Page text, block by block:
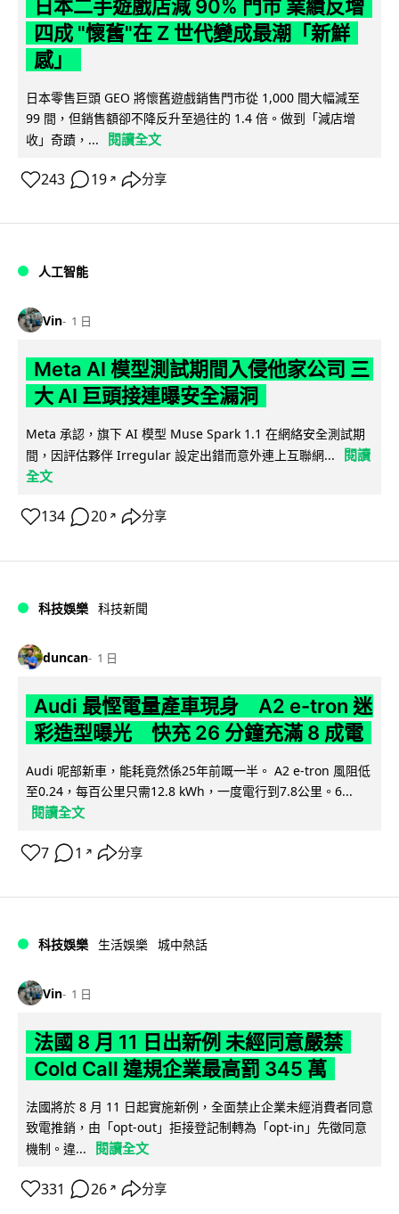
日本二手遊戲店減 90% 門市 業績反增
四成 "懷舊"在 Z 世代變成最潮「新鮮
感」
日本零售巨頭 GEO 將懷舊遊戲銷售門市從 1,000 間大幅減至
99 間，但銷售額卻不降反升至過往的 1.4 倍。做到「減店增
收」奇蹟，...
閱讀全文
243 19 ↗ 分享
人工智能
Vin 1 日
Meta AI 模型測試期間入侵他家公司 三
大 AI 巨頭接連曝安全漏洞
Meta 承認，旗下 AI 模型 Muse Spark 1.1 在網絡安全測試期
間，因評估夥伴 Irregular 設定出錯而意外連上互聯網...
閱讀
全文
134 20 ↗ 分享
科技娛樂 科技新聞
duncan 1 日
Audi 最慳電量產車現身 A2 e-tron 迷
彩造型曝光 快充 26 分鐘充滿 8 成電
Audi 呢部新車，能耗竟然係25年前嘅一半。 A2 e-tron 風阻低
至0.24，每百公里只需12.8 kWh，一度電行到7.8公里。6...
閱讀全文
7 1 ↗ 分享
科技娛樂 生活娛樂 城中熱話
Vin 1 日
法國 8 月 11 日出新例 未經同意嚴禁
Cold Call 違規企業最高罰 345 萬
法國將於 8 月 11 日起實施新例，全面禁止企業未經消費者同意
致電推銷，由「opt-out」拒接登記制轉為「opt-in」先徵同意
機制。違...
閱讀全文
331 26 ↗ 分享